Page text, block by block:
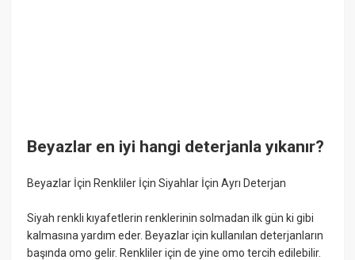
Beyazlar en iyi hangi deterjanla yıkanır?
Beyazlar İçin Renkliler İçin Siyahlar İçin Ayrı Deterjan
Siyah renkli kıyafetlerin renklerinin solmadan ilk gün ki gibi
kalmasına yardım eder. Beyazlar için kullanılan deterjanların
başında omo gelir. Renkliler için de yine omo tercih edilebilir.